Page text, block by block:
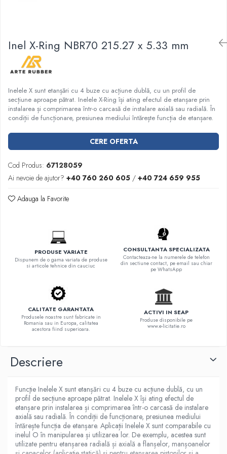
Pentru etansari cu gauri de trecere a
prezoanelor (full face) conform DIN
86071
Pentru flanse plate cu umar (RF) conform
DIN 2690
Inel X-Ring NBR70 215.27 x 5.33 mm
Inelele X sunt etanșări cu 4 buze cu acțiune dublă, cu un profil de
secțiune aproape pătrat. Inelele X-Ring își ating efectul de etanșare prin
instalarea și comprimarea într-o carcasă de instalare axială sau radială. În
condiții de funcționare, presiunea mediului întărește funcția de etanșare.
CERE OFERTA
Cod Produs: 67128059
Ai nevoie de ajutor? +40 760 260 605 / +40 724 659 955
Adauga la Favorite
PRODUSE VARIATE
Dispunem de o gama variata de produse
si articole tehnice din cauciuc
CONSULTANTA SPECIALIZATA
Contacteaza-ne la numerele de telefon
din sectiune contact, pe email sau chiar
pe WhatsApp
CALITATE GARANTATA
Produsele noastre sunt fabricate in
Romania sau in Europa, calitatea
acestora fiind superioara.
ACTIVI IN SEAP
Produse disponibile pe
www.e-licitatie.ro
Descriere
Funcţie Inelele X sunt etanșări cu 4 buze cu acțiune dublă, cu un
profil de secțiune aproape pătrat. Inelele X își ating efectul de
etanșare prin instalarea și comprimarea într-o carcasă de instalare
axială sau radială. În condiții de funcționare, presiunea mediului
întărește funcția de etanșare. Aplicații Inelele X sunt comparabile cu
inelul O în manipularea și utilizarea lor. De exemplu, acestea sunt
utilizate pentru etanșarea radială și axială a flanșelor, manșoanelor